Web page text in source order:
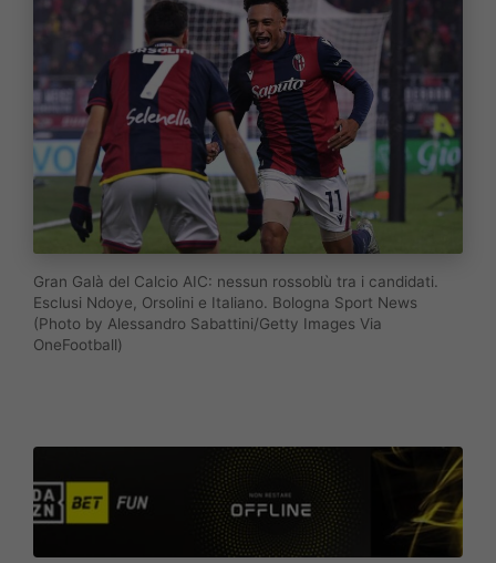
Gran Galà del Calcio AIC: nessun rossoblù tra i candidati.
Esclusi Ndoye, Orsolini e Italiano. Bologna Sport News
(Photo by Alessandro Sabattini/Getty Images Via
OneFootball)